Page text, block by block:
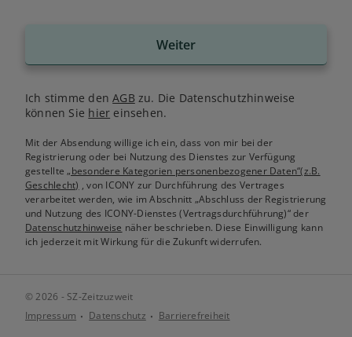
Weiter
Ich stimme denAGB zu. Die Datenschutzhinweise
können Sie hier einsehen.
Mit der Absendung willige ich ein, dass von mir bei der
Registrierung oder bei Nutzung des Dienstes zur Verfügung
gestellte„besondere Kategorien personenbezogener Daten“(z.B.
Geschlecht) , von ICONY zur Durchführung des Vertrages
verarbeitet werden, wie im Abschnitt „Abschluss der Registrierung
und Nutzung des ICONY-Dienstes (Vertragsdurchführung)“ der
Datenschutzhinweise näher beschrieben. Diese Einwilligung kann
ich jederzeit mit Wirkung für die Zukunft widerrufen.
© 2026 - SZ-Zeitzuzweit
Impressum
Datenschutz Barrierefreiheit